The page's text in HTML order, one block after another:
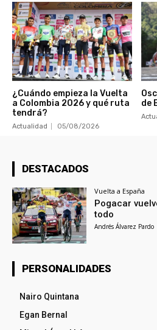
¿Cuándo empieza la Vuelta
a Colombia 2026 y qué ruta
tendrá?
Actualidad 05/08/2026
de
DESTACADOS
Vuelta a España
Pogacar
todo
Andrés Álvarez Pardo
PERSONALIDADES
Nairo Quintana
Egan Bernal